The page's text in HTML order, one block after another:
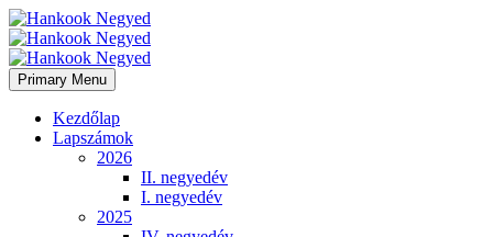
Primary Menu
Kezdőlap
Lapszámok
2026
II. negyedév
I. negyedév
2025